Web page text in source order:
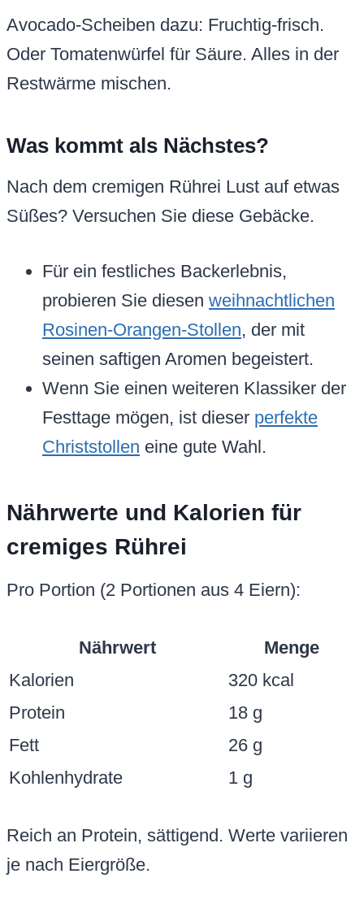
Avocado-Scheiben dazu: Fruchtig-frisch.
Oder Tomatenwürfel für Säure. Alles in der
Restwärme mischen.
Was kommt als Nächstes?
Nach dem cremigen Rührei Lust auf etwas
Süßes? Versuchen Sie diese Gebäcke.
Für ein festliches Backerlebnis,
probieren Sie diesen weihnachtlichen
Rosinen-Orangen-Stollen, der mit
seinen saftigen Aromen begeistert.
Wenn Sie einen weiteren Klassiker der
Festtage mögen, ist dieser perfekte
Christstollen eine gute Wahl.
Nährwerte und Kalorien für
cremiges Rührei
Pro Portion (2 Portionen aus 4 Eiern):
Nährwert
Menge
Kalorien
320 kcal
Protein
18 g
Fett
26 g
Kohlenhydrate
1 g
Reich an Protein, sättigend. Werte variieren
je nach Eiergröße.